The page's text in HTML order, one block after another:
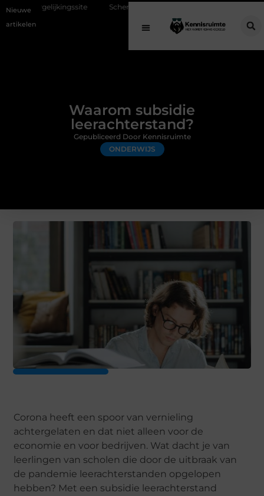
Nieuwe
artikelen
Schenking aan een goed doel: waarom geven belangrijk is en
Waarom subsidie
leerachterstand?
ONDERWIJS
Gepubliceerd Door Kennisruimte
Corona heeft een spoor van vernieling
achtergelaten en dat niet alleen voor de
economie en voor bedrijven. Wat dacht je van
leerlingen van scholen die door de uitbraak van
de pandemie leerachterstanden opgelopen
hebben? Met een subsidie leerachterstand